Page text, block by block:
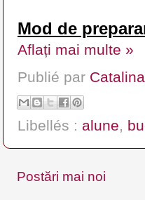
Mod de
Aflați mai multe »
Publié par Catalina
Libellés : alune,
Postări mai noi